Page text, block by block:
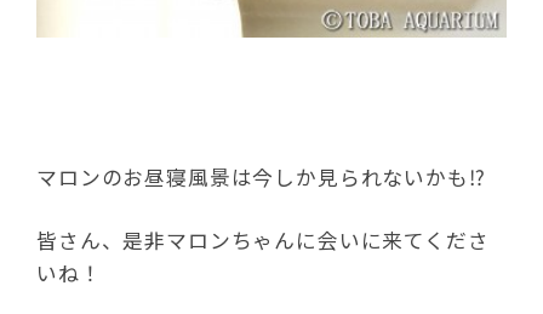
マロンのお昼寝風景は今しか見られないかも⁉︎
皆さん、是非マロンちゃんに会いに来てくださ
いね！